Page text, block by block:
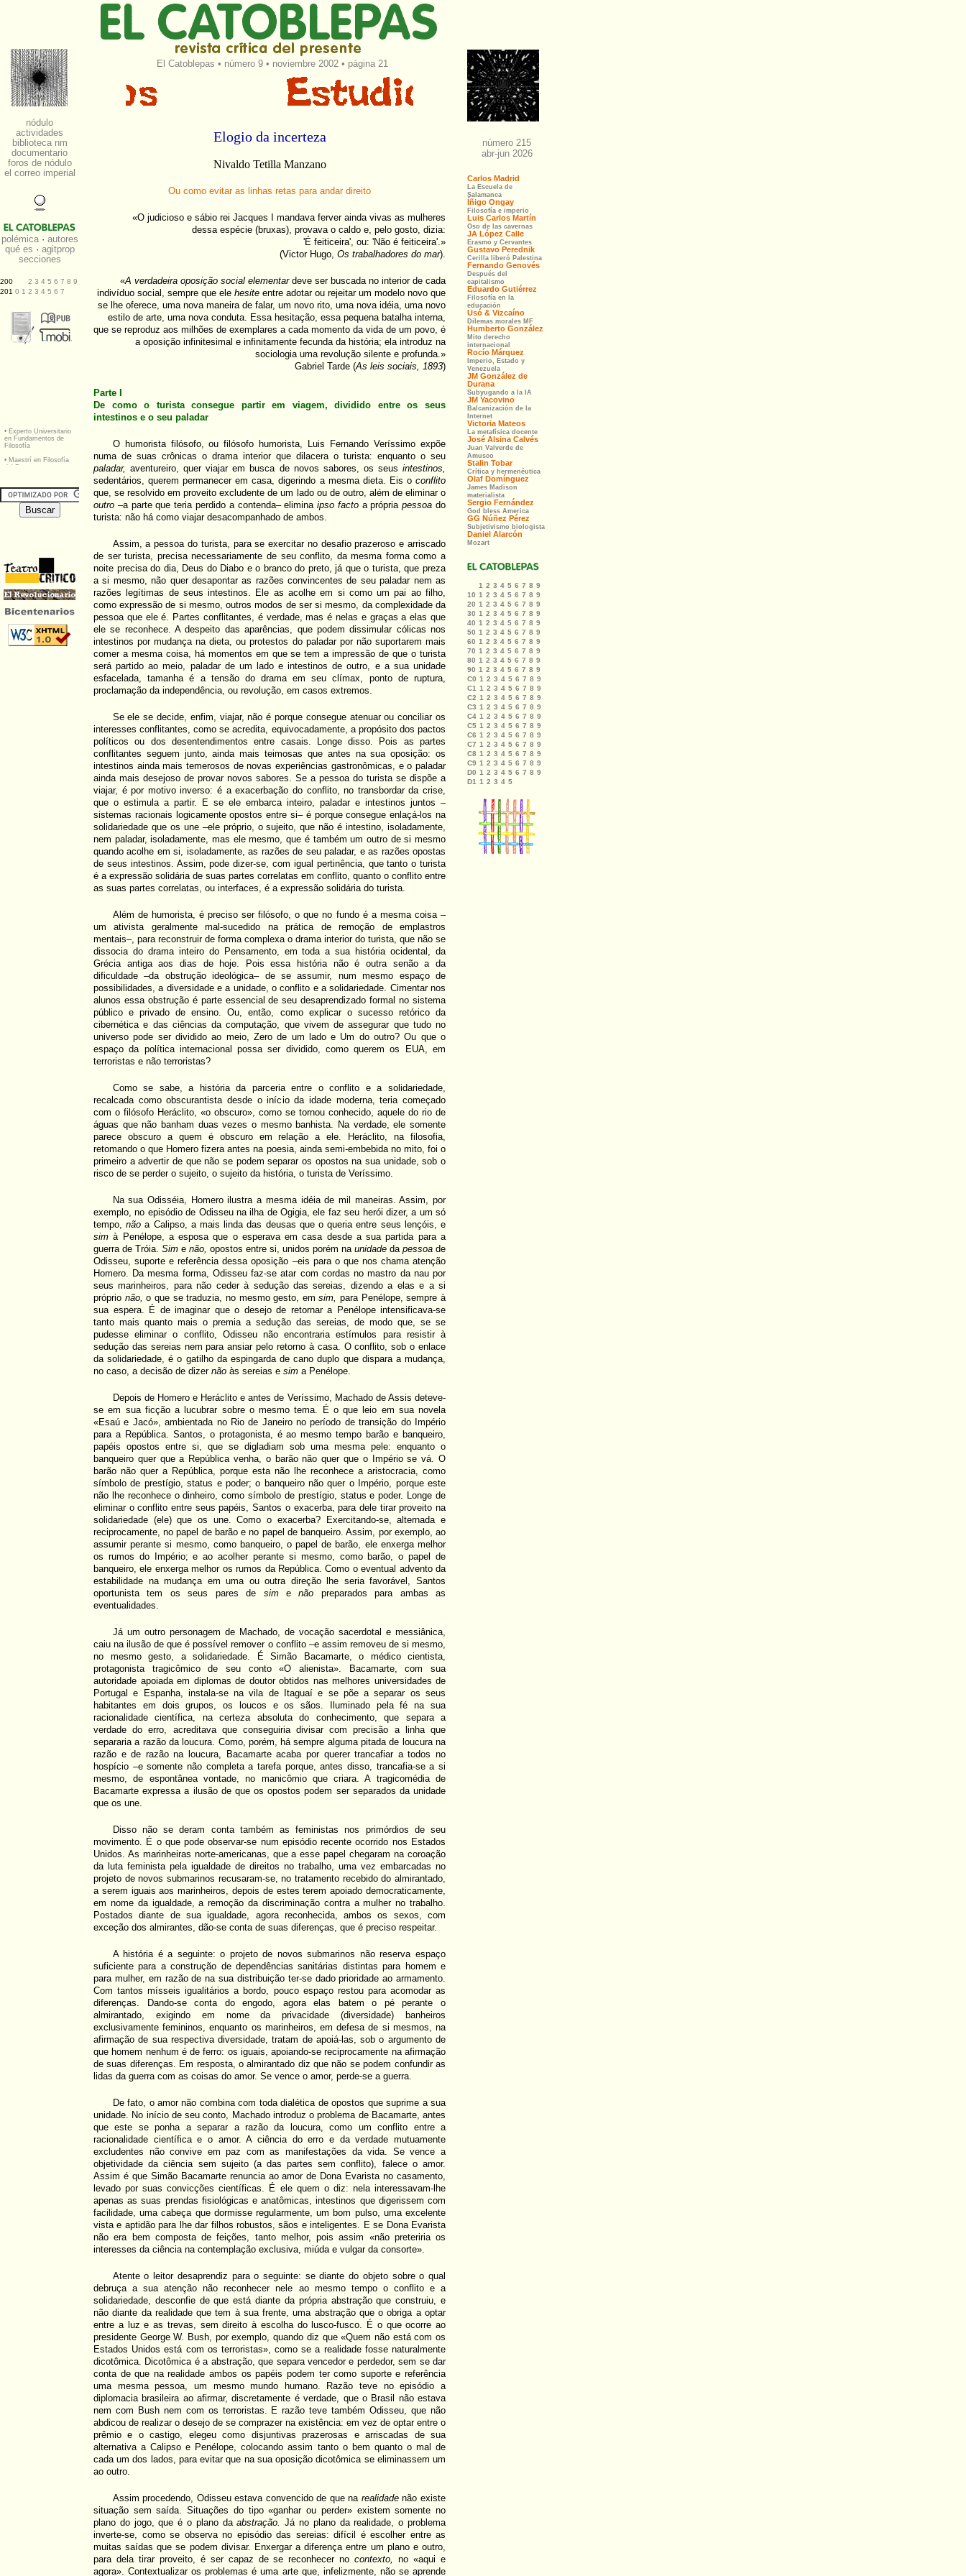
El Catoblepas • número 9 • noviembre 2002 • página 21
Elogio da incerteza
Nivaldo Tetilla Manzano
Ou como evitar as linhas retas para andar direito
«O judicioso e sábio rei Jacques I mandava ferver ainda vivas as mulheres
dessa espécie (bruxas), provava o caldo e, pelo gosto, dizia:
'É feiticeira', ou: 'Não é feiticeira'.»
(Victor Hugo, Os trabalhadores do mar).
«A verdadeira oposição social elementardeve ser buscada no interior de cada
indivíduo social, sempre que ele hesite entre adotar ou rejeitar um modelo novo que
se lhe oferece, uma nova maneira de falar, um novo rito, uma nova idéia, uma novo
estilo de arte, uma nova conduta. Essa hesitação, essa pequena batalha interna,
que se reproduz aos milhões de exemplares a cada momento da vida de um povo, é
a oposição infinitesimal e infinitamente fecunda da história; ela introduz na
sociologia uma revolução silente e profunda.»
Gabriel Tarde (As leis sociais, 1893)
Parte I
De como o turista consegue partir em viagem, dividido entre os seus
intestinos e o seu paladar
O humorista filósofo, ou filósofo humorista, Luis Fernando Veríssimo expõe
numa de suas crônicas o drama interior que dilacera o turista: enquanto o seu
paladar, aventureiro, quer viajar em busca de novos sabores, os seus intestinos,
sedentários, querem permanecer em casa, digerindo a mesma dieta. Eis o conflito
que, se resolvido em proveito excludente de um lado ou de outro, além de eliminar o
outro –a parte que teria perdido a contenda– eliminaipso factoa própriapessoa do
turista: não há como viajar desacompanhado de ambos.
Assim, a pessoa do turista, para se exercitar no desafio prazeroso e arriscado
de ser turista, precisa necessariamente de seu conflito, da mesma forma como a
noite precisa do dia, Deus do Diabo e o branco do preto, já que o turista, que preza
a si mesmo, não quer desapontar as razões convincentes de seu paladar nem as
razões legítimas de seus intestinos. Ele as acolhe em si como um pai ao filho,
como expressão de si mesmo, outros modos de ser si mesmo, da complexidade da
pessoa que ele é. Partes conflitantes, é verdade, mas é nelas e graças a elas que
ele se reconhece. A despeito das aparências, que podem dissimular cólicas nos
intestinos por mudança na dieta, ou protestos do paladar por não suportarem mais
comer a mesma coisa, há momentos em que se tem a impressão de que o turista
será partido ao meio, paladar de um lado e intestinos de outro, e a sua unidade
esfacelada, tamanha é a tensão do drama em seu clímax, ponto de ruptura,
proclamação da independência, ou revolução, em casos extremos.
Se ele se decide, enfim, viajar, não é porque consegue atenuar ou conciliar os
interesses conflitantes, como se acredita, equivocadamente, a propósito dos pactos
políticos ou dos desentendimentos entre casais. Longe disso. Pois as partes
conflitantes seguem junto, ainda mais teimosas que antes na sua oposição: os
intestinos ainda mais temerosos de novas experiências gastronômicas, e o paladar
ainda mais desejoso de provar novos sabores. Se a pessoa do turista se dispõe a
viajar, é por motivo inverso: é a exacerbação do conflito, no transbordar da crise,
que o estimula a partir. E se ele embarca inteiro, paladar e intestinos juntos –
sistemas racionais logicamente opostos entre si– é porque consegue enlaçá-los na
solidariedade que os une –ele próprio, o sujeito, que não é intestino, isoladamente,
nem paladar, isoladamente, mas ele mesmo, que é também um outro de si mesmo
quando acolhe em si, isoladamente, as razões de seu paladar, e as razões opostas
de seus intestinos. Assim, pode dizer-se, com igual pertinência, que tanto o turista
é a expressão solidária de suas partes correlatas em conflito, quanto o conflito entre
as suas partes correlatas, ou interfaces, é a expressão solidária do turista.
Além de humorista, é preciso ser filósofo, o que no fundo é a mesma coisa –
um ativista geralmente mal-sucedido na prática de remoção de emplastros
mentais–, para reconstruir de forma complexa o drama interior do turista, que não se
dissocia do drama inteiro do Pensamento, em toda a sua história ocidental, da
Grécia antiga aos dias de hoje. Pois essa história não é outra senão a da
dificuldade –da obstrução ideológica– de se assumir, num mesmo espaço de
possibilidades, a diversidade e a unidade, o conflito e a solidariedade. Cimentar nos
alunos essa obstrução é parte essencial de seu desaprendizado formal no sistema
público e privado de ensino. Ou, então, como explicar o sucesso retórico da
cibernética e das ciências da computação, que vivem de assegurar que tudo no
universo pode ser dividido ao meio, Zero de um lado e Um do outro? Ou que o
espaço da política internacional possa ser dividido, como querem os EUA, em
terroristas e não terroristas?
Como se sabe, a história da parceria entre o conflito e a solidariedade,
recalcada como obscurantista desde o início da idade moderna, teria começado
com o filósofo Heráclito, «o obscuro», como se tornou conhecido, aquele do rio de
águas que não banham duas vezes o mesmo banhista. Na verdade, ele somente
parece obscuro a quem é obscuro em relação a ele. Heráclito, na filosofia,
retomando o que Homero fizera antes na poesia, ainda semi-embebida no mito, foi o
primeiro a advertir de que não se podem separar os opostos na sua unidade, sob o
risco de se perder o sujeito, o sujeito da história, o turista de Veríssimo.
Na sua Odisséia, Homero ilustra a mesma idéia de mil maneiras. Assim, por
exemplo, no episódio de Odisseu na ilha de Ogigia, ele faz seu herói dizer, a um só
tempo,não a Calipso, a mais linda das deusas que o queria entre seus lençóis, e
sim à Penélope, a esposa que o esperava em casa desde a sua partida para a
guerra de Tróia. Sim e não, opostos entre si, unidos porém na unidade da pessoa de
Odisseu, suporte e referência dessa oposição –eis para o que nos chama atenção
Homero. Da mesma forma, Odisseu faz-se atar com cordas no mastro da nau por
seus marinheiros, para não ceder à sedução das sereias, dizendo a elas e a si
próprio não, o que se traduzia, no mesmo gesto, emsim, para Penélope, sempre à
sua espera. É de imaginar que o desejo de retornar a Penélope intensificava-se
tanto mais quanto mais o premia a sedução das sereias, de modo que, se se
pudesse eliminar o conflito, Odisseu não encontraria estímulos para resistir à
sedução das sereias nem para ansiar pelo retorno à casa. O conflito, sob o enlace
da solidariedade, é o gatilho da espingarda de cano duplo que dispara a mudança,
no caso, a decisão de dizer não às sereias e sim a Penélope.
Depois de Homero e Heráclito e antes de Veríssimo, Machado de Assis deteve-
se em sua ficção a lucubrar sobre o mesmo tema. É o que leio em sua novela
«Esaú e Jacó», ambientada no Rio de Janeiro no período de transição do Império
para a República. Santos, o protagonista, é ao mesmo tempo barão e banqueiro,
papéis opostos entre si, que se digladiam sob uma mesma pele: enquanto o
banqueiro quer que a República venha, o barão não quer que o Império se vá. O
barão não quer a República, porque esta não lhe reconhece a aristocracia, como
símbolo de prestígio, status e poder; o banqueiro não quer o Império, porque este
não lhe reconhece o dinheiro, como símbolo de prestígio, status e poder. Longe de
eliminar o conflito entre seus papéis, Santos o exacerba, para dele tirar proveito na
solidariedade (ele) que os une. Como o exacerba? Exercitando-se, alternada e
reciprocamente, no papel de barão e no papel de banqueiro. Assim, por exemplo, ao
assumir perante si mesmo, como banqueiro, o papel de barão, ele enxerga melhor
os rumos do Império; e ao acolher perante si mesmo, como barão, o papel de
banqueiro, ele enxerga melhor os rumos da República. Como o eventual advento da
estabilidade na mudança em uma ou outra direção lhe seria favorável, Santos
oportunista tem os seus pares de simenão preparados para ambas as
eventualidades.
Já um outro personagem de Machado, de vocação sacerdotal e messiânica,
caiu na ilusão de que é possível remover o conflito –e assim removeu de si mesmo,
no mesmo gesto, a solidariedade. É Simão Bacamarte, o médico cientista,
protagonista tragicômico de seu conto «O alienista». Bacamarte, com sua
autoridade apoiada em diplomas de doutor obtidos nas melhores universidades de
Portugal e Espanha, instala-se na vila de Itaguaí e se põe a separar os seus
habitantes em dois grupos, os loucos e os sãos. Iluminado pela fé na sua
racionalidade científica, na certeza absoluta do conhecimento, que separa a
verdade do erro, acreditava que conseguiria divisar com precisão a linha que
separaria a razão da loucura. Como, porém, há sempre alguma pitada de loucura na
razão e de razão na loucura, Bacamarte acaba por querer trancafiar a todos no
hospício –e somente não completa a tarefa porque, antes disso, trancafia-se a si
mesmo, de espontânea vontade, no manicômio que criara. A tragicomédia de
Bacamarte expressa a ilusão de que os opostos podem ser separados da unidade
que os une.
Disso não se deram conta também as feministas nos primórdios de seu
movimento. É o que pode observar-se num episódio recente ocorrido nos Estados
Unidos. As marinheiras norte-americanas, que a esse papel chegaram na coroação
da luta feminista pela igualdade de direitos no trabalho, uma vez embarcadas no
projeto de novos submarinos recusaram-se, no tratamento recebido do almirantado,
a serem iguais aos marinheiros, depois de estes terem apoiado democraticamente,
em nome da igualdade, a remoção da discriminação contra a mulher no trabalho.
Postados diante de sua igualdade, agora reconhecida, ambos os sexos, com
exceção dos almirantes, dão-se conta de suas diferenças, que é preciso respeitar.
A história é a seguinte: o projeto de novos submarinos não reserva espaço
suficiente para a construção de dependências sanitárias distintas para homem e
para mulher, em razão de na sua distribuição ter-se dado prioridade ao armamento.
Com tantos mísseis igualitários a bordo, pouco espaço restou para acomodar as
diferenças. Dando-se conta do engodo, agora elas batem o pé perante o
almirantado, exigindo em nome da privacidade (diversidade) banheiros
exclusivamente femininos, enquanto os marinheiros, em defesa de si mesmos, na
afirmação de sua respectiva diversidade, tratam de apoiá-las, sob o argumento de
que homem nenhum é de ferro: os iguais, apoiando-se reciprocamente na afirmação
de suas diferenças. Em resposta, o almirantado diz que não se podem confundir as
lidas da guerra com as coisas do amor. Se vence o amor, perde-se a guerra.
De fato, o amor não combina com toda dialética de opostos que suprime a sua
unidade. No início de seu conto, Machado introduz o problema de Bacamarte, antes
que este se ponha a separar a razão da loucura, como um conflito entre a
racionalidade científica e o amor. A ciência do erro e da verdade mutuamente
excludentes não convive em paz com as manifestações da vida. Se vence a
objetividade da ciência sem sujeito (a das partes sem conflito), falece o amor.
Assim é que Simão Bacamarte renuncia ao amor de Dona Evarista no casamento,
levado por suas convicções científicas. É ele quem o diz: nela interessavam-lhe
apenas as suas prendas fisiológicas e anatômicas, intestinos que digerissem com
facilidade, uma cabeça que dormisse regularmente, um bom pulso, uma excelente
vista e aptidão para lhe dar filhos robustos, sãos e inteligentes. E se Dona Evarista
não era bem composta de feições, tanto melhor, pois assim «não preteriria os
interesses da ciência na contemplação exclusiva, miúda e vulgar da consorte».
Atente o leitor desaprendiz para o seguinte: se diante do objeto sobre o qual
debruça a sua atenção não reconhecer nele ao mesmo tempo o conflito e a
solidariedade, desconfie de que está diante da própria abstração que construiu, e
não diante da realidade que tem à sua frente, uma abstração que o obriga a optar
entre a luz e as trevas, sem direito à escolha do lusco-fusco. É o que ocorre ao
presidente George W. Bush, por exemplo, quando diz que «Quem não está com os
Estados Unidos está com os terroristas», como se a realidade fosse naturalmente
dicotômica. Dicotômica é a abstração, que separa vencedor e perdedor, sem se dar
conta de que na realidade ambos os papéis podem ter como suporte e referência
uma mesma pessoa, um mesmo mundo humano. Razão teve no episódio a
diplomacia brasileira ao afirmar, discretamente é verdade, que o Brasil não estava
nem com Bush nem com os terroristas. E razão teve também Odisseu, que não
abdicou de realizar o desejo de se comprazer na existência: em vez de optar entre o
prêmio e o castigo, elegeu como disjuntivas prazerosas e arriscadas de sua
alternativa a Calipso e Penélope, colocando assim tanto o bem quanto o mal de
cada um dos lados, para evitar que na sua oposição dicotômica se eliminassem um
ao outro.
Assim procedendo, Odisseu estava convencido de que na realidadenão existe
situação sem saída. Situações do tipo «ganhar ou perder» existem somente no
plano do jogo, que é o plano daabstração. Já no plano da realidade, o problema
inverte-se, como se observa no episódio das sereias: difícil é escolher entre as
muitas saídas que se podem divisar. Enxergar a diferença entre um plano e outro,
para dela tirar proveito, é ser capaz de se reconhecer nocontexto, no «aqui e
agora». Contextualizar os problemas é uma arte que, infelizmente, não se aprende